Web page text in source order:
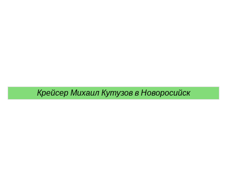
Крейсер Михаил Кутузов в Новоросийск